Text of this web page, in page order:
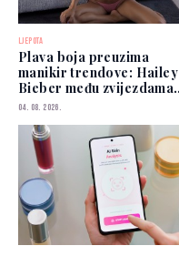
LJEPOTA
Plava boja preuzima
manikir trendove: Hailey
Bieber među zvijezdama
koje je već nose
04. 08. 2026.